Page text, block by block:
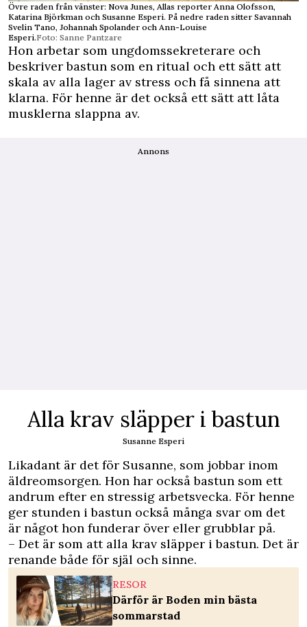
Övre raden från vänster: Nova Junes, Allas reporter Anna Olofsson,
Katarina Björkman och Susanne Esperi. På nedre raden sitter Savannah
Svelin Tano, Johannah Spolander och Ann-Louise
Esperi.Foto: Sanne Pantzare
Hon arbetar som ungdomssekreterare och
beskriver bastun som en ritual och ett sätt att
skala av alla lager av stress och få sinnena att
klarna. För henne är det också ett sätt att låta
musklerna slappna av.
Annons
Alla krav släpper i bastun
Susanne Esperi
Likadant är det för Susanne, som jobbar inom
äldreomsorgen. Hon har också bastun som ett
andrum efter en stressig arbetsvecka. För henne
ger stunden i bastun också många svar om det
är något hon funderar över eller grubblar på.
– Det är som att alla krav släpper i bastun. Det är
renande både för själ och sinne.
RESOR
Därför är Boden min bästa
sommarstad